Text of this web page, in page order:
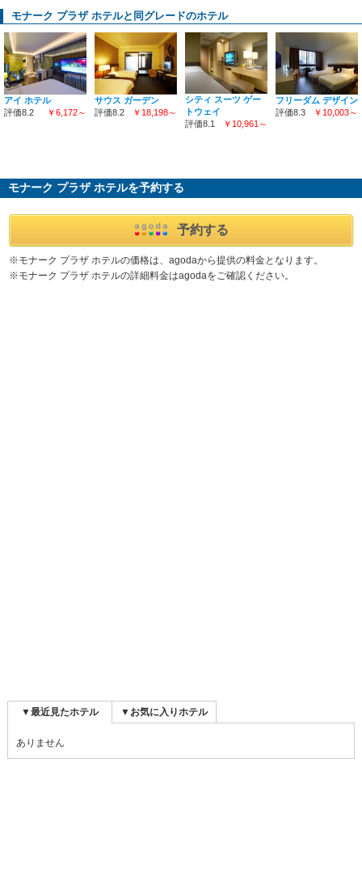
モナーク プラザ ホテルと同グレードのホテル
アイ ホテル
評価8.2
￥6,172～
サウス ガーデン
評価8.2
￥18,198～
シティ スーツ ゲー
トウェイ
評価8.1
￥10,961～
フリーダム デザイン
評価8.3
￥10,003～
モナーク プラザ ホテルを予約する
予約する
※モナーク プラザ ホテルの価格は、agodaから提供の料金となります。
※モナーク プラザ ホテルの詳細料金はagodaをご確認ください。
▼最近見たホテル
ありません
▼お気に入りホテル